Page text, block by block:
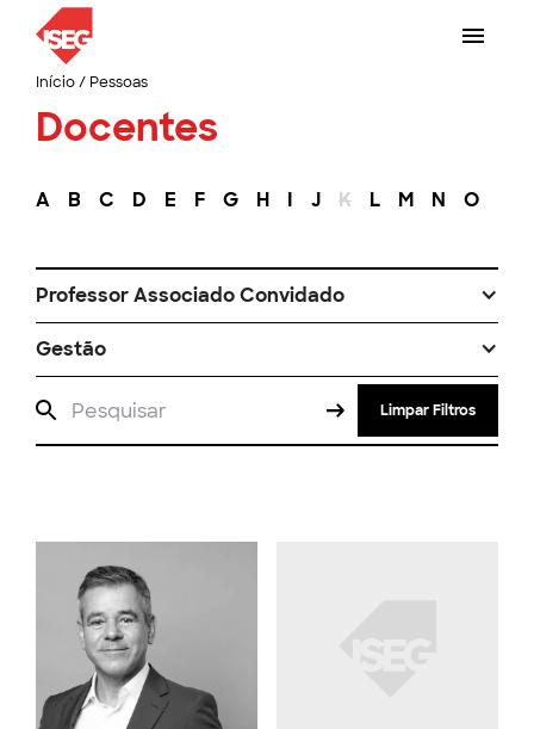
Início/ Pessoas
Docentes
A B C D E F G H I J K L M N O
Professor Associado Convidado
Gestão
Limpar Filtros